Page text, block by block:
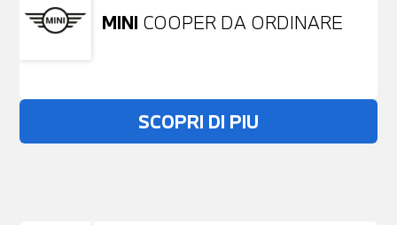
MINI COOPER DA ORDINARE
SCOPRI DI PIU
Non stai trovando ciò che cerchi?